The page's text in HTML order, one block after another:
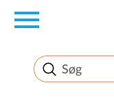
en
Borger